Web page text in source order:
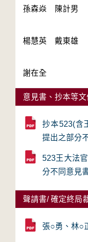
曾華
蘇俊
謝在全
意見書、抄本等文
抄本523(含
提出之部分
523王大法
分不同意見
聲請書/ 確定終局
張○勇、林○